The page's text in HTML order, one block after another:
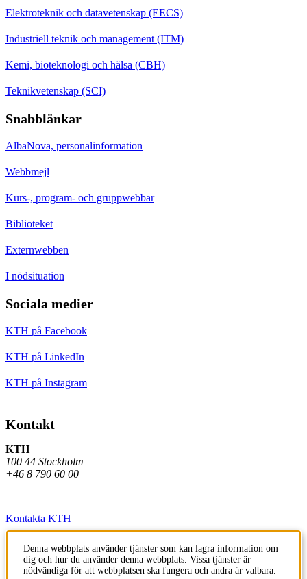
Elektroteknik och datavetenskap (EECS)
Industriell teknik och management (ITM)
Kemi, bioteknologi och hälsa (CBH)
Teknikvetenskap (SCI)
Snabblänkar
AlbaNova, personalinformation
Webbmejl
Kurs-, program- och gruppwebbar
Biblioteket
Externwebben
I nödsituation
Sociala medier
KTH på Facebook
KTH på LinkedIn
KTH på Instagram
Kontakt
KTH
100 44 Stockholm
+46 8 790 60 00
Kontakta KTH
Jobba på KTH
Press och media
Denna webbplats använder tjänster som kan lagra information om
dig och hur du använder denna webbplats. Vissa tjänster är
nödvändiga för att webbplatsen ska fungera och andra är valbara.